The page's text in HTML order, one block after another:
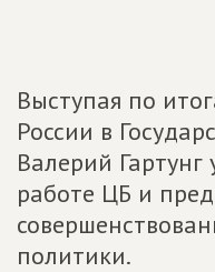
Выступая по
России в
Валерий Гартунг
работе ЦБ и
политики.